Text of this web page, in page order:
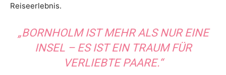
Reiseerlebnis.
„BORNHOLM IST MEHR ALS NUR EINE
INSEL – ES IST EIN TRAUM FÜR
VERLIEBTE PAARE.“